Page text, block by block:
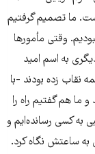
ما تصمیم گرفتیم
۴۰-۵۰ نفر بیشتر نبودیم. وقتی مأمورها
به اسم امید
نقاب زده بودند -با
ما هم گفتیم راه را
به کسی رسانده‌ایم و
به ساعتش نگاه کرد.